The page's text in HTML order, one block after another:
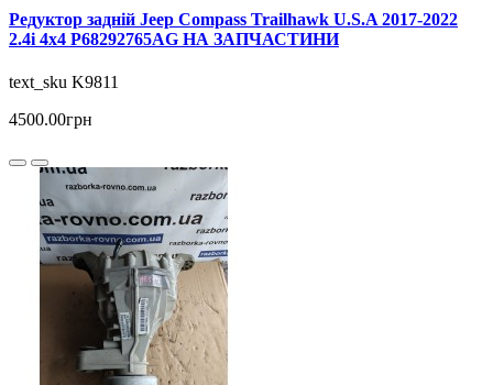
Редуктор задній Jeep Compass Trailhawk U.S.A 2017-2022
2.4i 4x4 P68292765AG НА ЗАПЧАСТИНИ
text_sku K9811
4500.00грн